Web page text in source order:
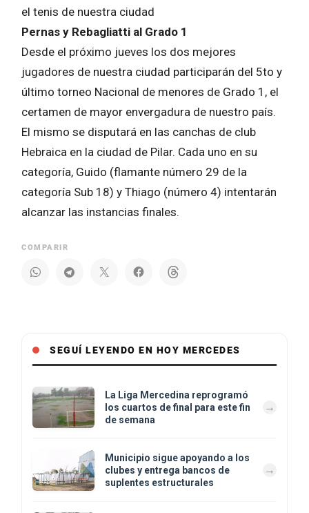
el tenis de nuestra ciudad
Pernas y Rebagliatti al Grado 1
Desde el próximo jueves los dos mejores
jugadores de nuestra ciudad participarán del 5to y
último torneo Nacional de menores de Grado 1, el
certamen de mayor envergadura de nuestro país.
El mismo se disputará en las canchas de club
Hebraica en la ciudad de Pilar. Cada uno en su
categoría, Guido (flamante número 29 de la
categoría Sub 18) y Thiago (número 4) intentarán
alcanzar las instancias finales.
COMPARIR
SEGUÍ LEYENDO EN HOY MERCEDES
La Liga Mercedina reprogramó
los cuartos de final para este fin
de semana
Municipio sigue apoyando a los
clubes y entrega bancos de
suplentes estructurales